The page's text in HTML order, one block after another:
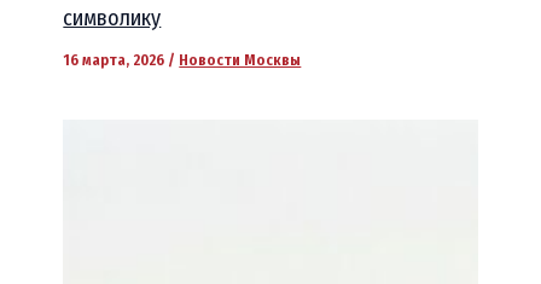
символику
16 марта, 2026 / Новости Москвы